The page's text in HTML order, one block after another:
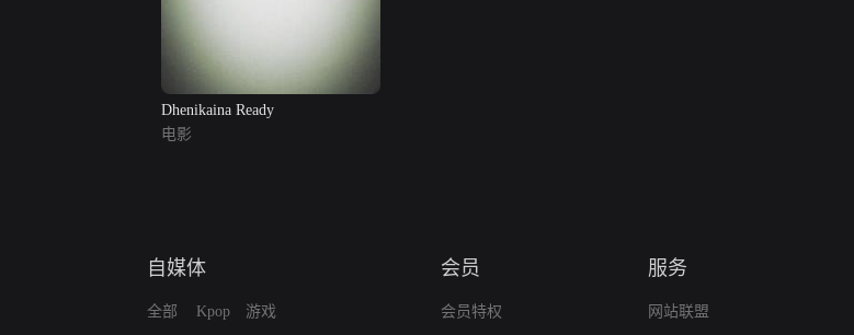
Dhenikaina Ready
电影
自媒体
全部 Kpop 游戏
会员
会员特权
服务
网站联盟